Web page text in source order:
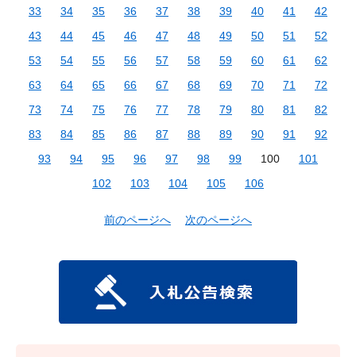
33
34 35 36 37 38 39 40 41
42
43
44 45 46 47 48 49 50 51
52
53
54 55 56 57 58 59 60 61
62
63
64 65 66 67 68 69 70 71
72
73
74 75 76 77 78 79 80 81
82
83
84 85 86 87 88 89 90 91
92
93
94 95 96 97 98 99 100
101
102
103 104 105 106
前のページへ 次のページへ